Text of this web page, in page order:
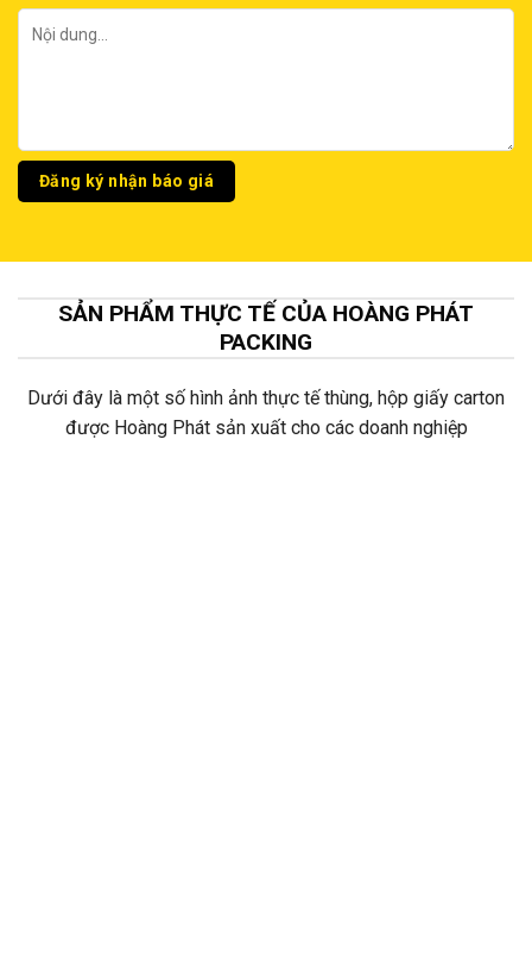
SẢN PHẨM THỰC TẾ CỦA HOÀNG PHÁT
PACKING
Dưới đây là một số hình ảnh thực tế thùng, hộp giấy carton
được Hoàng Phát sản xuất cho các doanh nghiệp